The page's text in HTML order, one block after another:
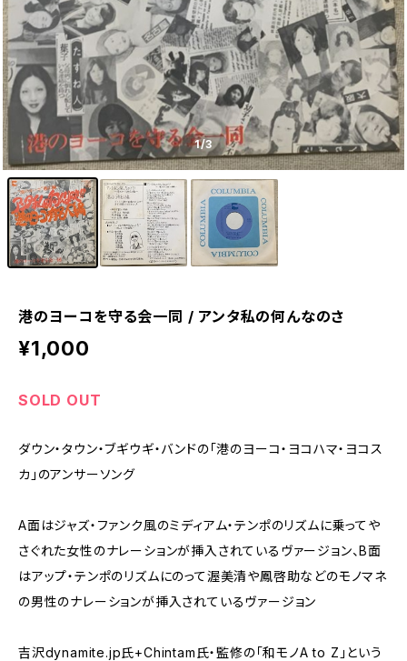
1/3
港のヨーコを守る会一同 / アンタ私の何んなのさ
¥1,000
SOLD OUT
ダウン・タウン・ブギウギ・バンドの「港のヨーコ・ヨコハマ・ヨコス
カ」のアンサーソング
A面はジャズ・ファンク風のミディアム・テンポのリズムに乗ってや
さぐれた女性のナレーションが挿入されているヴァージョン、B面
はアップ・テンポのリズムにのって渥美清や鳳啓助などのモノマネ
の男性のナレーションが挿入されているヴァージョン
吉沢dynamite.jp氏+Chintam氏・監修の｢和モノA to Z｣という